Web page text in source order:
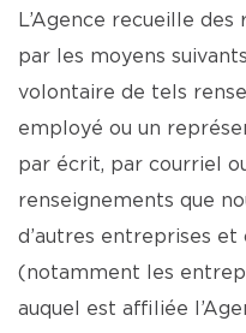
L’Agence recueille
par les moyens
volontaire de tels
employé ou un
par écrit, par courriel
renseignements que
d’autres entreprises et
(notamment les
auquel est affiliée